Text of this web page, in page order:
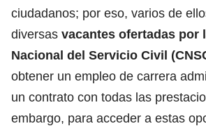
ciudadanos; por eso, varios de
diversas vacantes ofertadas por
Nacional del Servicio Civil
obtener un empleo de carrera
un contrato con todas las
embargo, para acceder a estas